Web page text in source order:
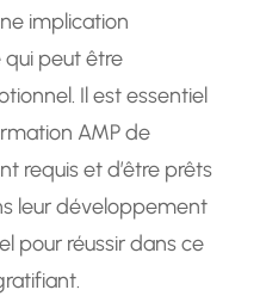
implication
peut être
Il est essentiel
AMP de
requis et d’être prêts
leur développement
pour réussir dans ce